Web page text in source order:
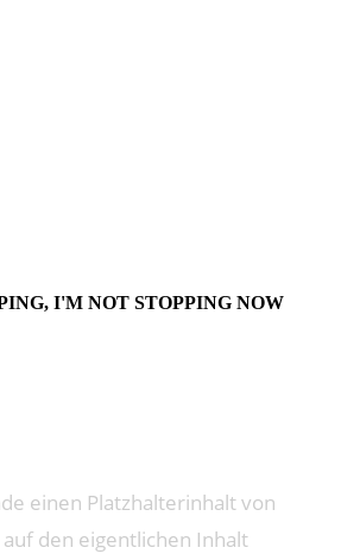
I'M NOT STOPPING NOW
einen Platzhalterinhalt von
auf den eigentlichen Inhalt